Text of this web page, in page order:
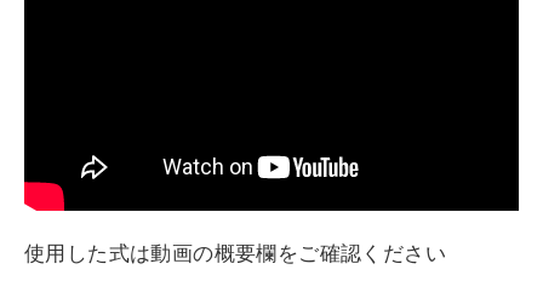
使用した式は動画の概要欄をご確認ください